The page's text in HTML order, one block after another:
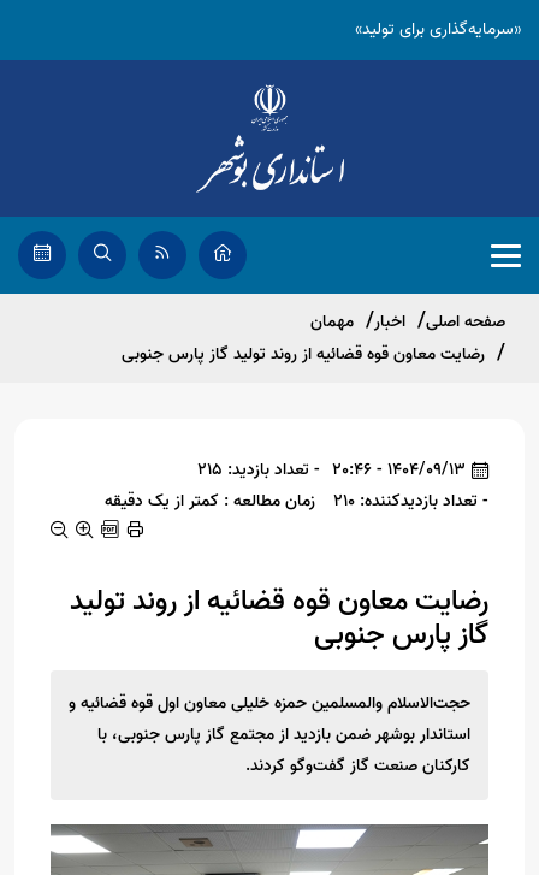
«سرمایه‌گذاری برای تولید»
صفحه اصلی اخبار
مهمان
رضایت معاون قوه قضائیه از روند تولید گاز پارس جنوبی
1404/09/13 - 20:46
- تعداد بازدید: 215
- تعداد بازدیدکننده: 210
زمان مطالعه : کمتر از یک دقیقه
رضایت معاون قوه قضائیه از روند تولید
گاز پارس جنوبی
حجت‌الاسلام والمسلمین حمزه خلیلی معاون اول قوه قضائیه و
استاندار بوشهر ضمن بازدید از مجتمع گاز پارس جنوبی، با
کارکنان صنعت گاز گفت‌وگو کردند.